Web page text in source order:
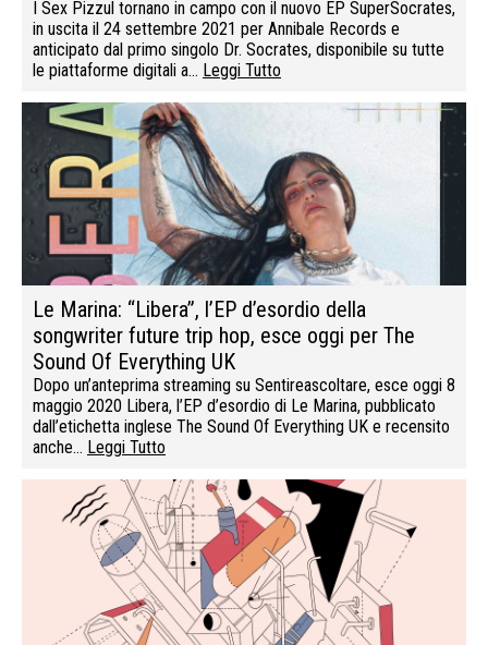
I Sex Pizzul tornano in campo con il nuovo EP SuperSocrates,
in uscita il 24 settembre 2021 per Annibale Records e
anticipato dal primo singolo Dr. Socrates, disponibile su tutte
le piattaforme digitali a… Leggi Tutto
Le Marina: “Libera”, l’EP d’esordio della
songwriter future trip hop, esce oggi per The
Sound Of Everything UK
Dopo un’anteprima streaming su Sentireascoltare, esce oggi 8
maggio 2020 Libera, l’EP d’esordio di Le Marina, pubblicato
dall’etichetta inglese The Sound Of Everything UK e recensito
anche… Leggi Tutto